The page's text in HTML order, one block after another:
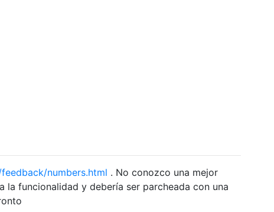
numbers.html . No conozco una mejor
la funcionalidad y debería ser parcheada con una